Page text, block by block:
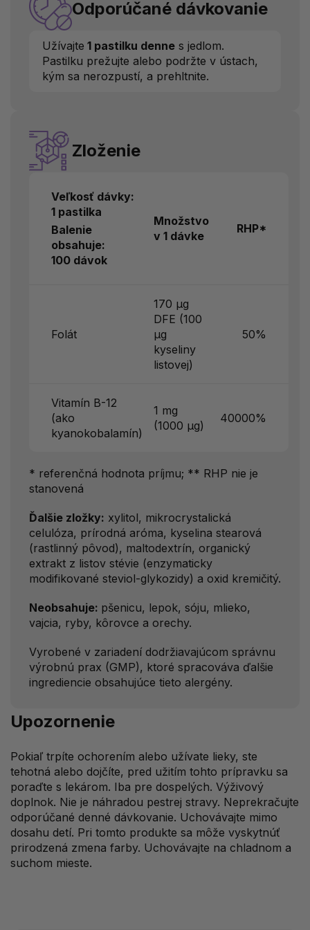
Odporúčané dávkovanie
Užívajte 1 pastilku denne s jedlom.
Pastilku prežujte alebo podržte v ústach,
kým sa nerozpustí, a prehltnite.
Zloženie
Veľkosť dávky:
1 pastilka
Balenie
obsahuje:
100 dávok
Množstvo
v 1 dávke
RHP*
Folát
170 µg
DFE (100
µg
kyseliny
listovej)
50%
Vitamín B-12
(ako
kyanokobalamín)
1 mg
(1000 µg)
40000%
* referenčná hodnota príjmu; ** RHP nie je
stanovená
Ďalšie zložky: xylitol, mikrocrystalická
celulóza, prírodná aróma, kyselina stearová
(rastlinný pôvod), maltodextrín, organický
extrakt z listov stévie (enzymaticky
modifikované steviol-glykozidy) a oxid kremičitý.
Neobsahuje: pšenicu, lepok, sóju, mlieko,
vajcia, ryby, kôrovce a orechy.
Vyrobené v zariadení dodržiavajúcom správnu
výrobnú prax (GMP), ktoré spracováva ďalšie
ingrediencie obsahujúce tieto alergény.
Upozornenie
Pokiaľ trpíte ochorením alebo užívate lieky, ste
tehotná alebo dojčíte, pred užitím tohto prípravku sa
poraďte s lekárom. Iba pre dospelých. Výživový
doplnok. Nie je náhradou pestrej stravy. Neprekračujte
odporúčané denné dávkovanie. Uchovávajte mimo
dosahu detí. Pri tomto produkte sa môže vyskytnúť
prirodzená zmena farby. Uchovávajte na chladnom a
suchom mieste.